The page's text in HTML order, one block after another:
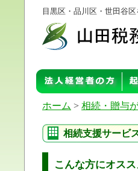
目黒区・品川区・世田谷
ホーム > 相続・贈与
相続支援サービ
こんな方にオス